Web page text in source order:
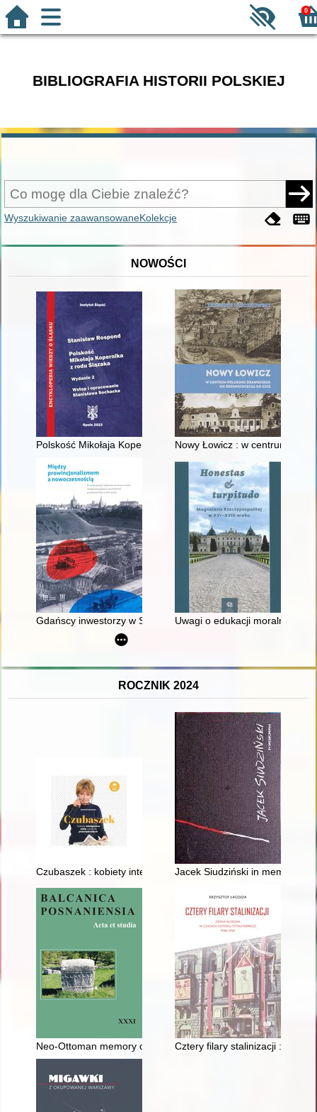
0
BIBLIOGRAFIA HISTORII POLSKIEJ
Wyszukiwanie zaawansowaneKolekcje
NOWOŚCI
Polskość Mikołaja Kopernika z rodu ŚlązakaNowy Łowicz : w centrum
Gdańscy inwestorzy w Sopocie : prestiż finansowy i
Uwagi o edukacji moralnej
ROCZNIK 2024
Czubaszek : kobiety inteligentne robią wrażenie
Jacek Siudziński in memoriam
Neo-Ottoman memory of "New Turkey"Cztery filary stalinizacji :